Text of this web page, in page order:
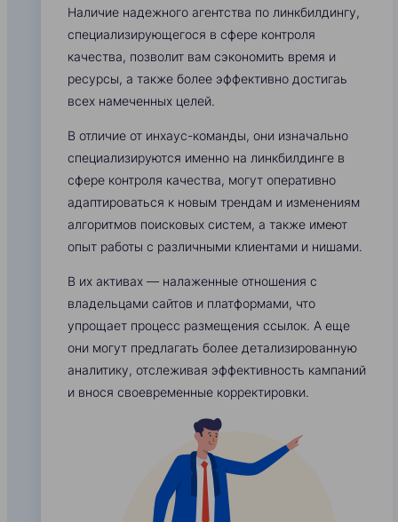
Наличие надежного агентства по линкбилдингу,
специализирующегося в сфере контроля
качества, позволит вам сэкономить время и
ресурсы, а также более эффективно достигаь
всех намеченных целей.
В отличие от инхаус-команды, они изначально
специализируются именно на линкбилдинге в
сфере контроля качества, могут оперативно
адаптироваться к новым трендам и изменениям
алгоритмов поисковых систем, а также имеют
опыт работы с различными клиентами и нишами.
В их активах — налаженные отношения с
владельцами сайтов и платформами, что
упрощает процесс размещения ссылок. А еще
они могут предлагать более детализированную
аналитику, отслеживая эффективность кампаний
и внося своевременные корректировки.